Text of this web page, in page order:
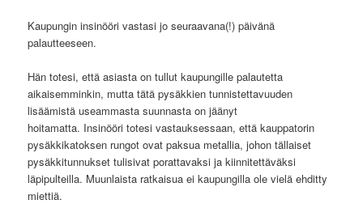
Kaupungin insinööri vastasi jo seuraavana(!) päivänä
palautteeseen.
Hän totesi, että asiasta on tullut kaupungille palautetta
aikaisemminkin, mutta tätä pysäkkien tunnistettavuuden
lisäämistä useammasta suunnasta on jäänyt
hoitamatta. Insinööri totesi vastauksessaan, että kauppatorin
pysäkkikatoksen rungot ovat paksua metallia, johon tällaiset
pysäkkitunnukset tulisivat porattavaksi ja kiinnitettäväksi
läpipulteilla. Muunlaista ratkaisua ei kaupungilla ole vielä ehditty
miettiä.